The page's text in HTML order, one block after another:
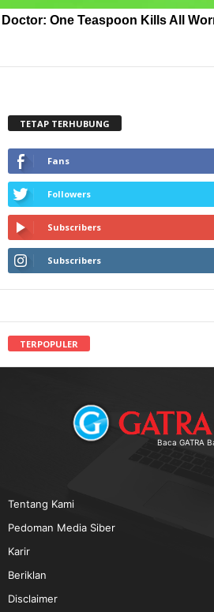
Doctor: One Teaspoon Kills All
TETAP TERHUBUNG
Fans
Followers
Subscribers
Subscribers